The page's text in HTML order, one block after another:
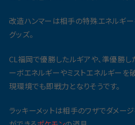
改造ハンマーは相手の特殊エネルギー
グッズ。
CL福岡で優勝したルギアや、準優勝し
ーボエネルギーやミストエネルギーを
現環境でも即戦力となりそうです。
ラッキーメットは相手のワザでダメー